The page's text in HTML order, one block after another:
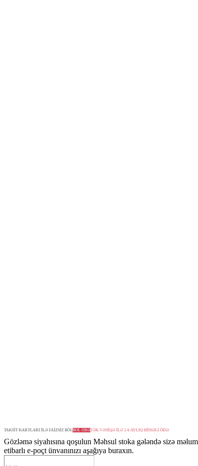
TAKSİT KARTLARI İLƏ FAİZSİZ BÖLBÖL ÖDƏTƏK VƏSİQƏ İLƏ 2-6 AYLIQ HİSSƏLİ ÖDƏ
Gözləmə siyahısına qoşulun Məhsul stoka gələndə sizə
etibarlı e-poçt ünvanınızı aşağıya buraxın.